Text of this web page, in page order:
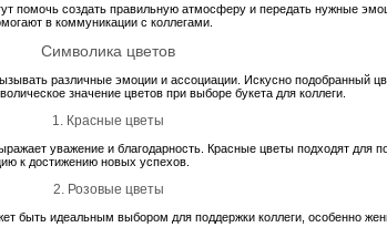
помочь создать правильную атмосферу и передать нужные
в коммуникации с коллегами.
Символика цветов
различные эмоции и ассоциации. Искусно подобранный
значение цветов при выборе букета для коллеги.
1. Красные цветы
уважение и благодарность. Красные цветы подходят для
к достижению новых успехов.
2. Розовые цветы
быть идеальным выбором для поддержки коллеги, особенно